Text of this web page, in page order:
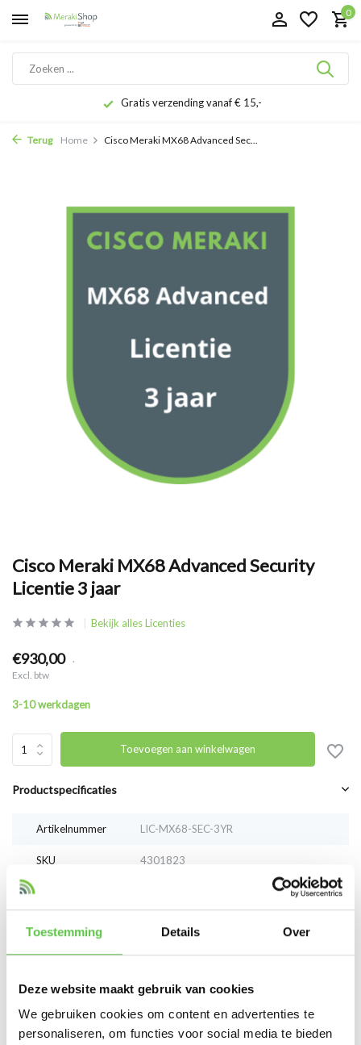
Toestemming Details Over
Deze website maakt gebruik van cookies
We gebruiken cookies om content en advertenties te
personaliseren, om functies voor social media te bieden
0
Gratis verzending vanaf € 15,-
Terug Home Cisco Meraki MX68 Advanced Sec...
Cisco Meraki MX68 Advanced Security
Licentie 3 jaar
Bekijk alles Licenties
€930,00 .
Excl. btw
3-10 werkdagen
Toevoegen aan winkelwagen
Productspecificaties
Artikelnummer LIC-MX68-SEC-3YR
SKU 4301823
Vergelijk Delen
Reviews
Based on 0 reviews